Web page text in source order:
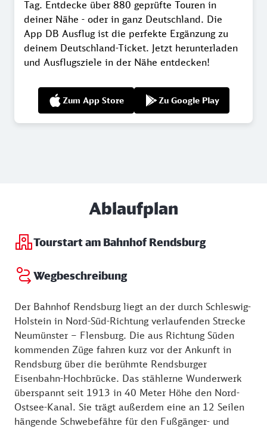
Tag. Entdecke über 880 geprüfte Touren in
deiner Nähe - oder in ganz Deutschland. Die
App DB Ausflug ist die perfekte Ergänzung zu
deinem Deutschland-Ticket. Jetzt herunterladen
und Ausflugsziele in der Nähe entdecken!
Zum App Store Zu Google Play
Ablaufplan
Tourstart am Bahnhof Rendsburg
Wegbeschreibung
Der Bahnhof Rendsburg liegt an der durch Schleswig-
Holstein in Nord-Süd-Richtung verlaufenden Strecke
Neumünster – Flensburg. Die aus Richtung Süden
kommenden Züge fahren kurz vor der Ankunft in
Rendsburg über die berühmte Rendsburger
Eisenbahn-Hochbrücke. Das stählerne Wunderwerk
überspannt seit 1913 in 40 Meter Höhe den Nord-
Ostsee-Kanal. Sie trägt außerdem eine an 12 Seilen
hängende Schwebefähre für den Fußgänger- und